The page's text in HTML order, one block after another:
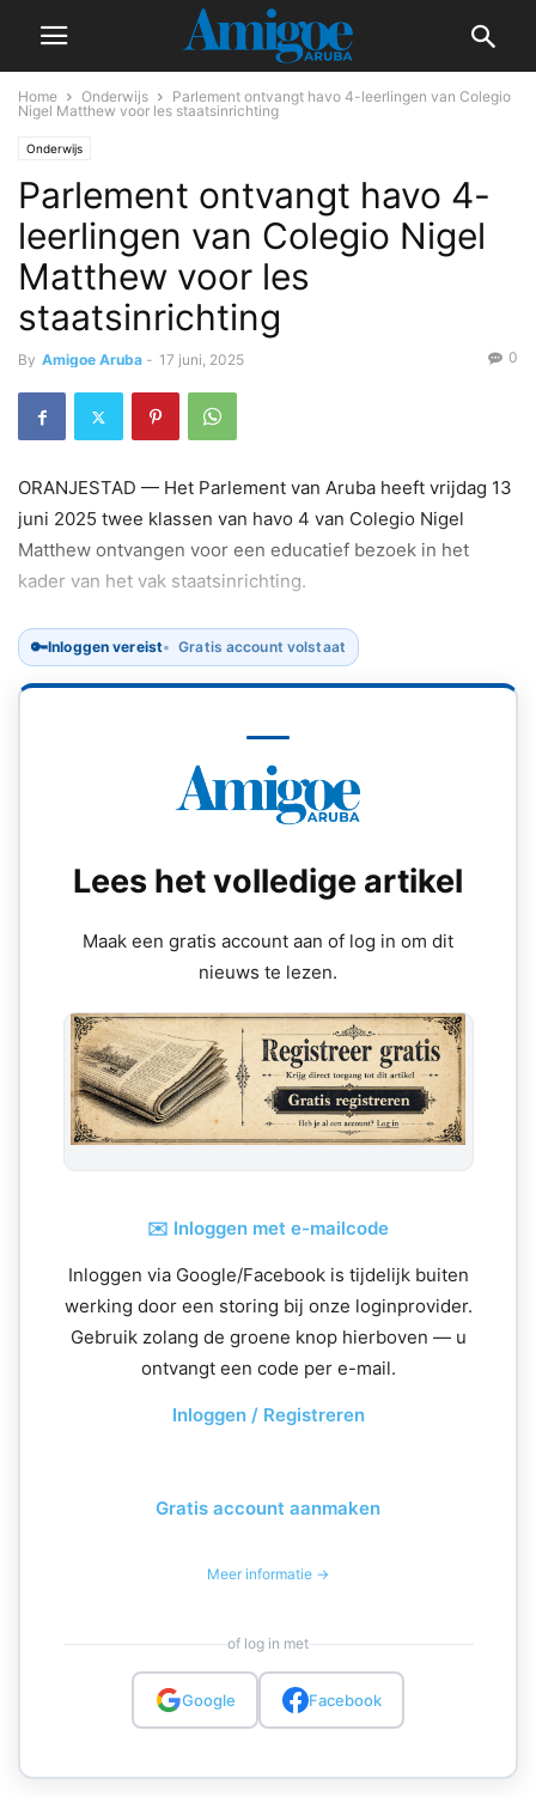
Home Onderwijs
Parlement ontvangt havo 4-leerlingen van Colegio
Nigel Matthew voor les staatsinrichting
Onderwijs
Parlement ontvangt havo 4-
leerlingen van Colegio Nigel
Matthew voor les
staatsinrichting
By Amigoe Aruba - 17 juni, 2025 0
ORANJESTAD — Het Parlement van Aruba heeft vrijdag 13
juni 2025 twee klassen van havo 4 van Colegio Nigel
Matthew ontvangen voor een educatief bezoek in het
kader van het vak staatsinrichting.
🔑Inloggen vereist Gratis account volstaat
Lees het volledige artikel
Maak een gratis account aan of log in om dit
nieuws te lezen.
✉️ Inloggen met e-mailcode
Inloggen via Google/Facebook is tijdelijk buiten
werking door een storing bij onze loginprovider.
Gebruik zolang de groene knop hierboven — u
ontvangt een code per e-mail.
Inloggen / Registreren
Gratis account aanmaken
Meer informatie →
of log in met
Google Facebook